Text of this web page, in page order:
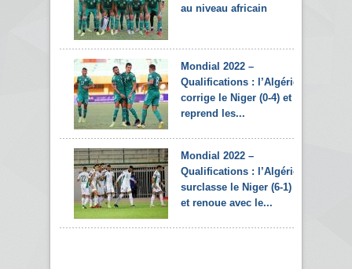
au niveau africain
Mondial 2022 –
Qualifications : l’Algérie
corrige le Niger (0-4) et
reprend les...
Mondial 2022 –
Qualifications : l’Algérie
surclasse le Niger (6-1)
et renoue avec le...